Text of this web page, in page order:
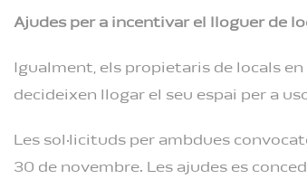
Ajudes per a incentivar el lloguer de
Igualment, els propietaris de locals
decideixen llogar el seu espai per a
Les sol·licituds per ambdues
30 de novembre. Les ajudes es